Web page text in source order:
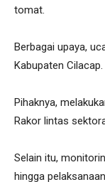
tomat.
Berbagai upaya,
Kabupaten Cilacap.
Pihaknya,
Rakor lintas
Selain itu,
hingga